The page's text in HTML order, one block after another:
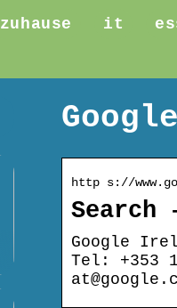
zuhause it
http s://
Search
Google
Tel: +353